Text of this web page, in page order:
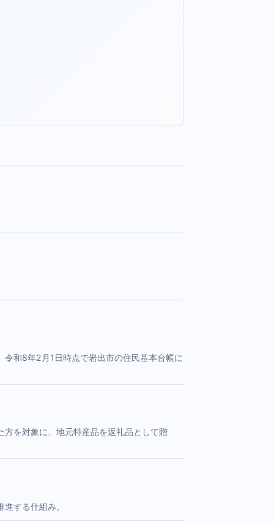
和8年2月1日時点で岩出市の住民基本台帳に
を対象に、地元特産品を返礼品として贈
する仕組み。